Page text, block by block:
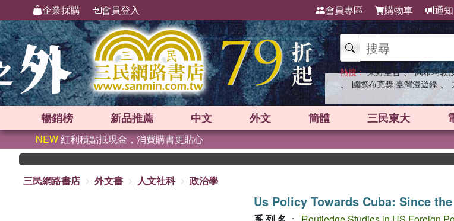
企業採購 會員登入 會員專區 購物車 通知
熱搜： 東野圭吾 、 高希均教
、 國際布克獎 臺灣漫遊錄 、
暢銷榜 新品推薦 中文 外文 簡體 三民東大
NEW紅利積點抵現金，消費購書更貼心
三民網路書店
外文書 人文社科 政治學
Us Policy Towards Cuba: Since